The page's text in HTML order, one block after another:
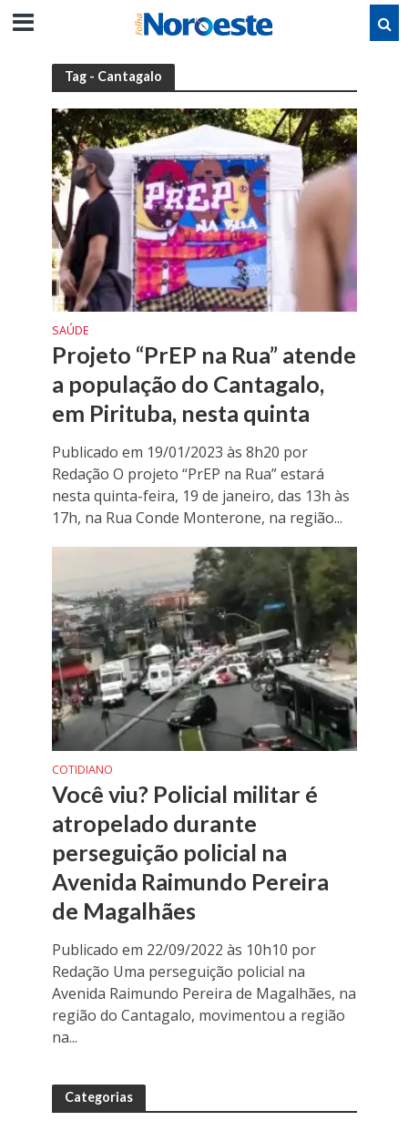
Tag - Cantagalo
SAÚDE
Projeto “PrEP na Rua” atende
a população do Cantagalo,
em Pirituba, nesta quinta
Publicado em 19/01/2023 às 8h20 por
Redação O projeto “PrEP na Rua” estará
nesta quinta-feira, 19 de janeiro, das 13h às
17h, na Rua Conde Monterone, na região...
COTIDIANO
Você viu? Policial militar é
atropelado durante
perseguição policial na
Avenida Raimundo Pereira
de Magalhães
Publicado em 22/09/2022 às 10h10 por
Redação Uma perseguição policial na
Avenida Raimundo Pereira de Magalhães, na
região do Cantagalo, movimentou a região
na...
Categorias